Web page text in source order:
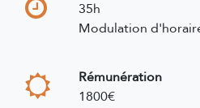
35h
Modulation
Rémunération
1800€